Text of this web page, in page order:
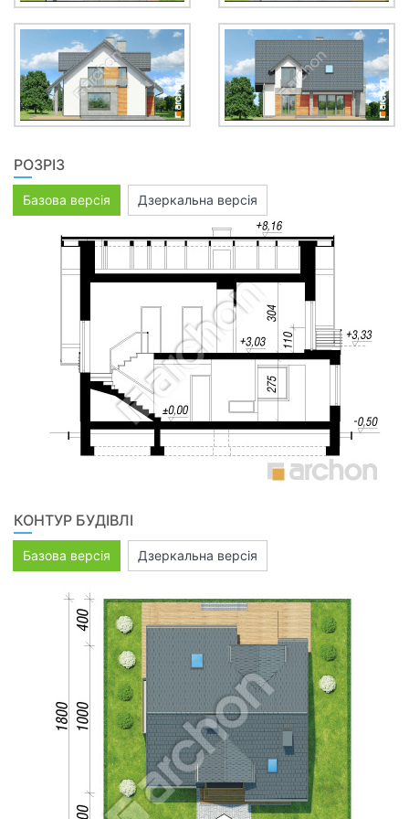
РОЗРІЗ
Базова версія Дзеркальна версія
КОНТУР БУДІВЛІ
Базова версія Дзеркальна версія